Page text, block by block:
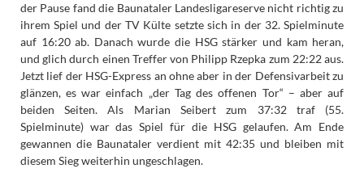
der Pause fand die Baunataler Landesligareserve nicht richtig zu
ihrem Spiel und der TV Külte setzte sich in der 32. Spielminute
auf 16:20 ab. Danach wurde die HSG stärker und kam heran,
und glich durch einen Treffer von Philipp Rzepka zum 22:22 aus.
Jetzt lief der HSG-Express an ohne aber in der Defensivarbeit zu
glänzen, es war einfach „der Tag des offenen Tor“ – aber auf
beiden Seiten. Als Marian Seibert zum 37:32 traf (55.
Spielminute) war das Spiel für die HSG gelaufen. Am Ende
gewannen die Baunataler verdient mit 42:35 und bleiben mit
diesem Sieg weiterhin ungeschlagen.